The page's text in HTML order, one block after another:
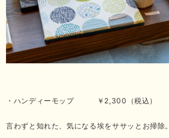
・ハンディーモップ ￥2,300（税込）
言わずと知れた、気になる埃をササッとお掃除。